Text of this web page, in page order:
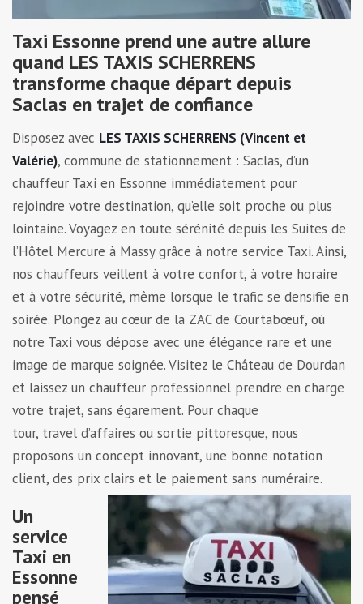
Taxi Essonne prend une autre allure
quand LES TAXIS SCHERRENS
transforme chaque départ depuis
Saclas en trajet de confiance
Disposez avec LES TAXIS SCHERRENS (Vincent et
Valérie), commune de stationnement : Saclas, d’un
chauffeur Taxi en Essonne immédiatement pour
rejoindre votre destination, qu’elle soit proche ou plus
lointaine. Voyagez en toute sérénité depuis les Suites de
l’Hôtel Mercure à Massy grâce à notre service Taxi. Ainsi,
nos chauffeurs veillent à votre confort, à votre horaire
et à votre sécurité, même lorsque le trafic se densifie en
soirée. Plongez au cœur de la ZAC de Courtabœuf, où
notre Taxi vous dépose avec une élégance rare et une
image de marque soignée. Visitez le Château de Dourdan
et laissez un chauffeur professionnel prendre en charge
votre trajet, sans égarement. Pour chaque
tour, travel d’affaires ou sortie pittoresque, nous
proposons un concept innovant, une bonne notation
client, des prix clairs et le paiement sans numéraire.
Un
service
Taxi en
Essonne
pensé